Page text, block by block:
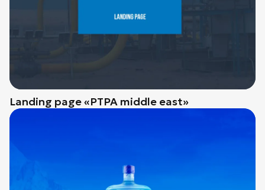
Landing page «PTPA middle east»